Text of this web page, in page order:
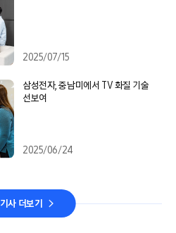
2025/07/15
삼성전자, 중남미에서 TV 화질 기술
선보여
2025/06/24
사 더보기